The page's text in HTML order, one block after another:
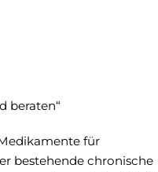
beraten“
für
bestehende chronische